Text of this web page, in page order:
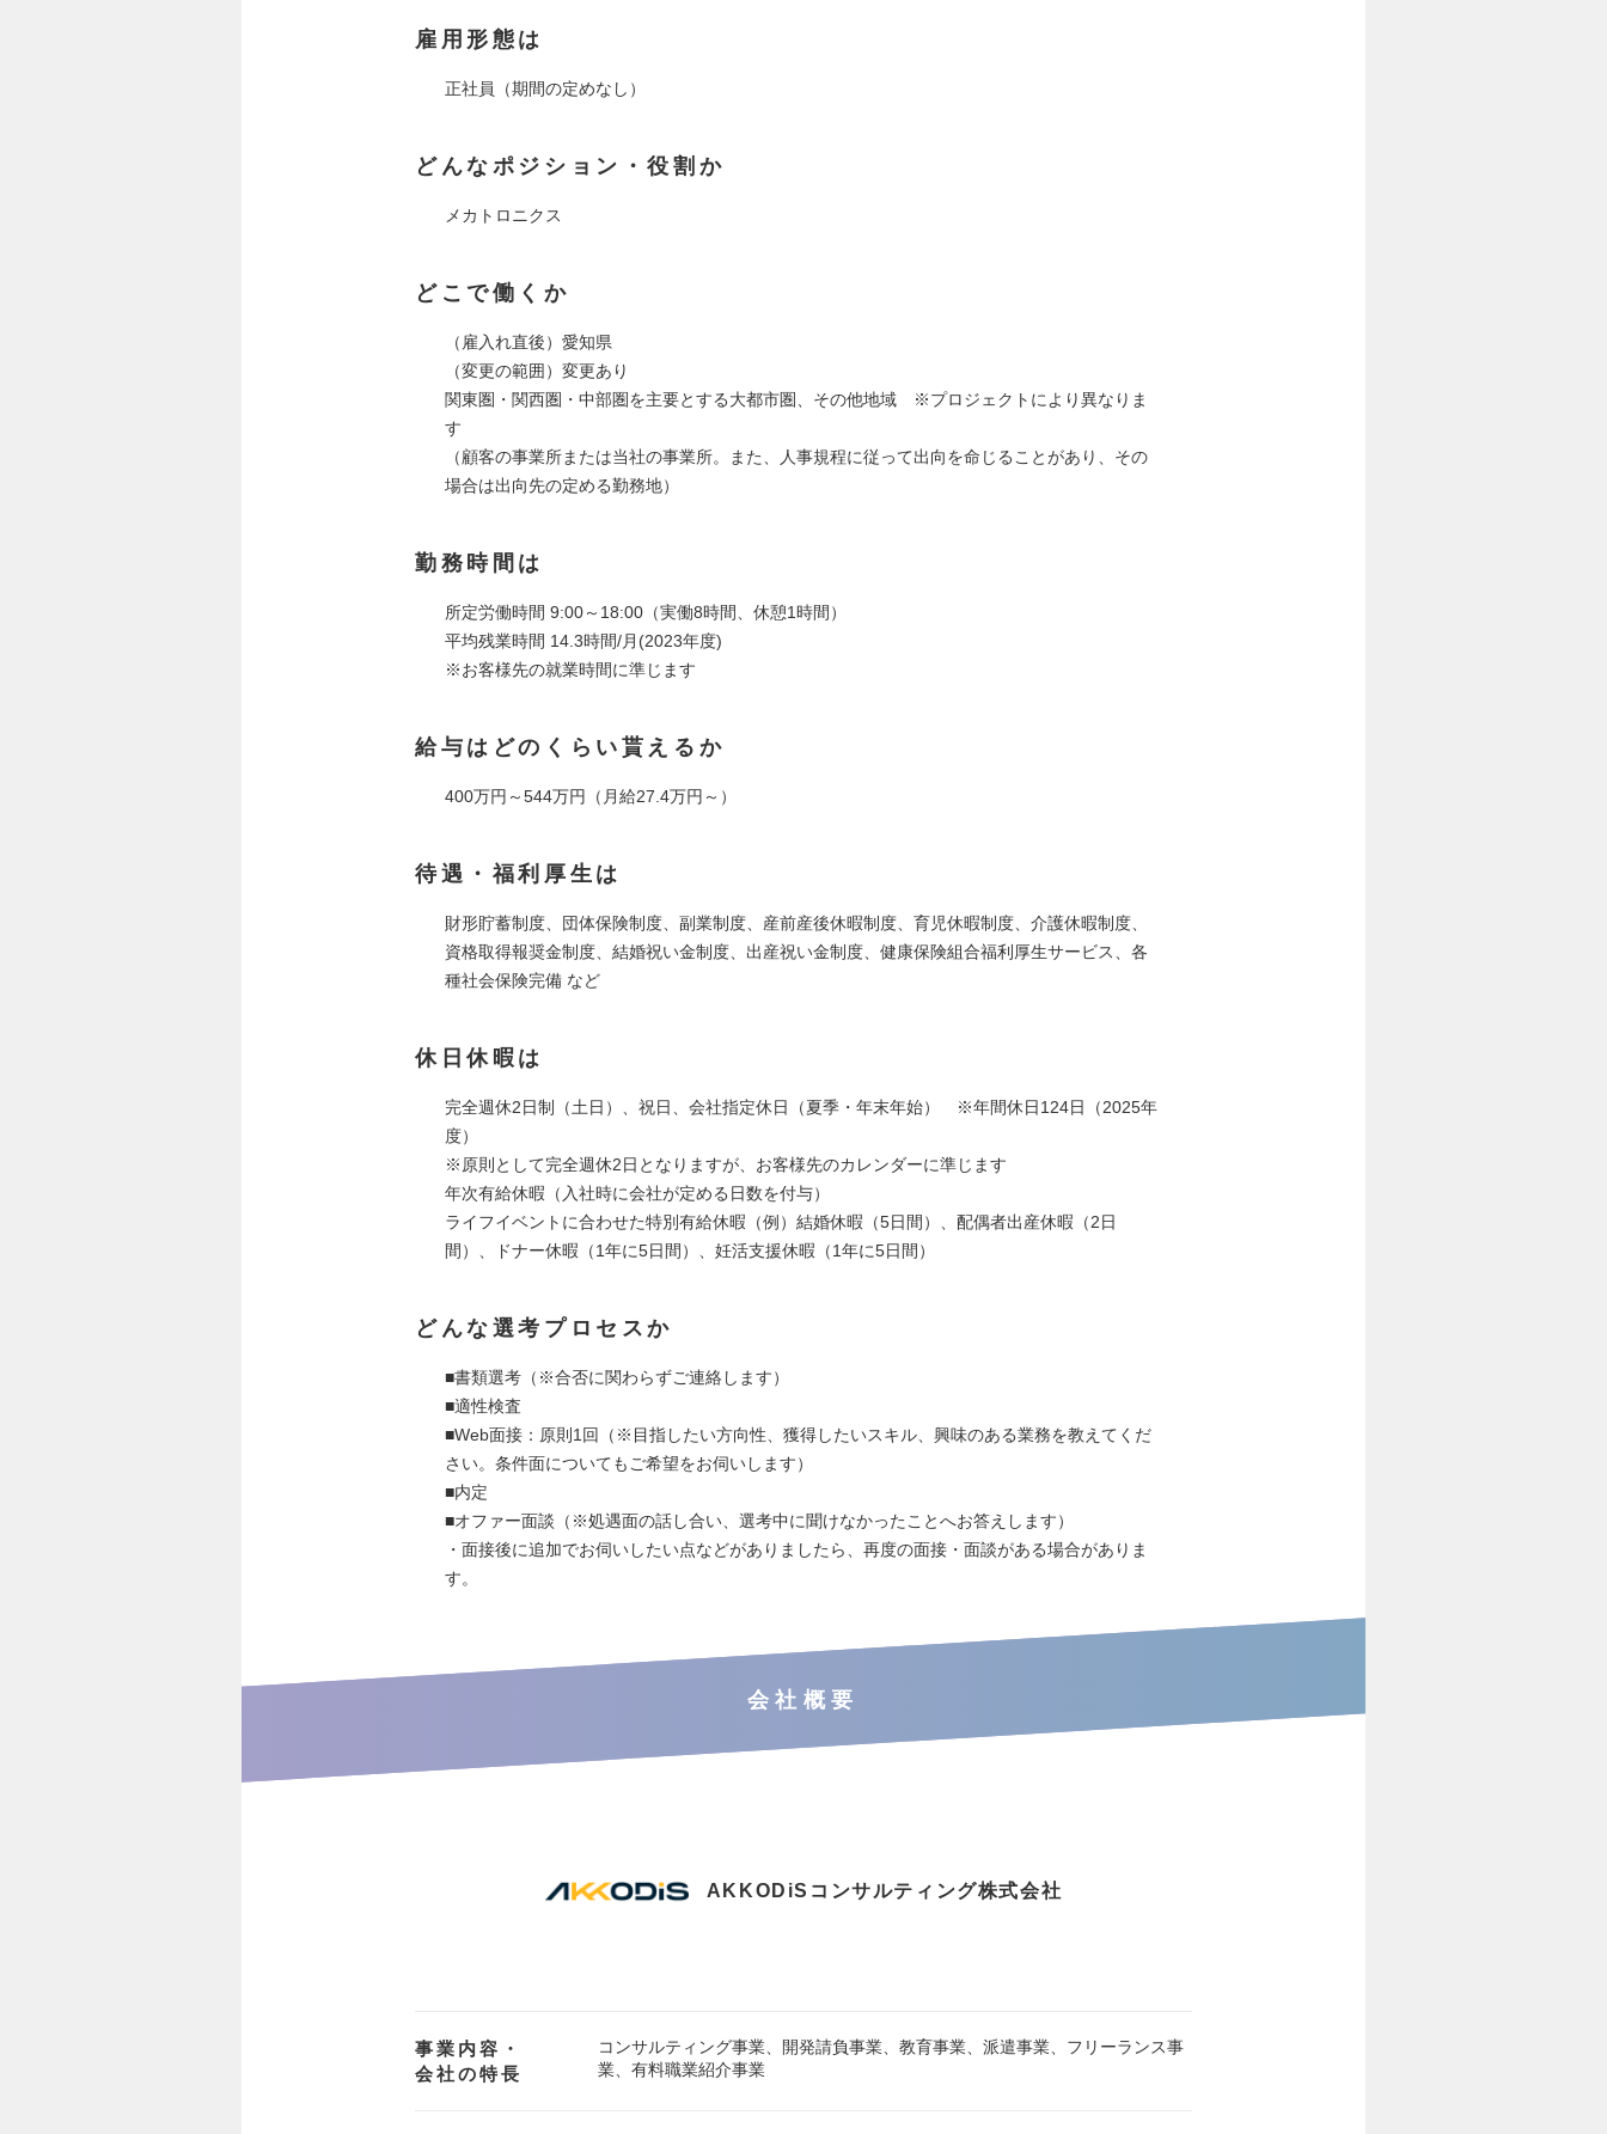
雇用形態は
正社員（期間の定めなし）
どんなポジション・役割か
メカトロニクス
どこで働くか
（雇入れ直後）愛知県
（変更の範囲）変更あり
関東圏・関西圏・中部圏を主要とする大都市圏、その他地域 ※プロジェクトにより異なりま
す
（顧客の事業所または当社の事業所。また、人事規程に従って出向を命じることがあり、その
場合は出向先の定める勤務地）
勤務時間は
所定労働時間 9:00～18:00（実働8時間、休憩1時間）
平均残業時間 14.3時間/月(2023年度)
※お客様先の就業時間に準じます
給与はどのくらい貰えるか
400万円～544万円（月給27.4万円～）
待遇・福利厚生は
財形貯蓄制度、団体保険制度、副業制度、産前産後休暇制度、育児休暇制度、介護休暇制度、
資格取得報奨金制度、結婚祝い金制度、出産祝い金制度、健康保険組合福利厚生サービス、各
種社会保険完備 など
休日休暇は
完全週休2日制（土日）、祝日、会社指定休日（夏季・年末年始） ※年間休日124日（2025年
度）
※原則として完全週休2日となりますが、お客様先のカレンダーに準じます
年次有給休暇（入社時に会社が定める日数を付与）
ライフイベントに合わせた特別有給休暇（例）結婚休暇（5日間）、配偶者出産休暇（2日
間）、ドナー休暇（1年に5日間）、妊活支援休暇（1年に5日間）
どんな選考プロセスか
■書類選考（※合否に関わらずご連絡します）
■適性検査
■Web面接：原則1回（※目指したい方向性、獲得したいスキル、興味のある業務を教えてくだ
さい。条件面についてもご希望をお伺いします）
■内定
■オファー面談（※処遇面の話し合い、選考中に聞けなかったことへお答えします）
・面接後に追加でお伺いしたい点などがありましたら、再度の面接・面談がある場合がありま
す。
会社概要
AKKODiSコンサルティング株式会社
事業内容・
会社の特長
コンサルティング事業、開発請負事業、教育事業、派遣事業、フリーランス事
業、有料職業紹介事業